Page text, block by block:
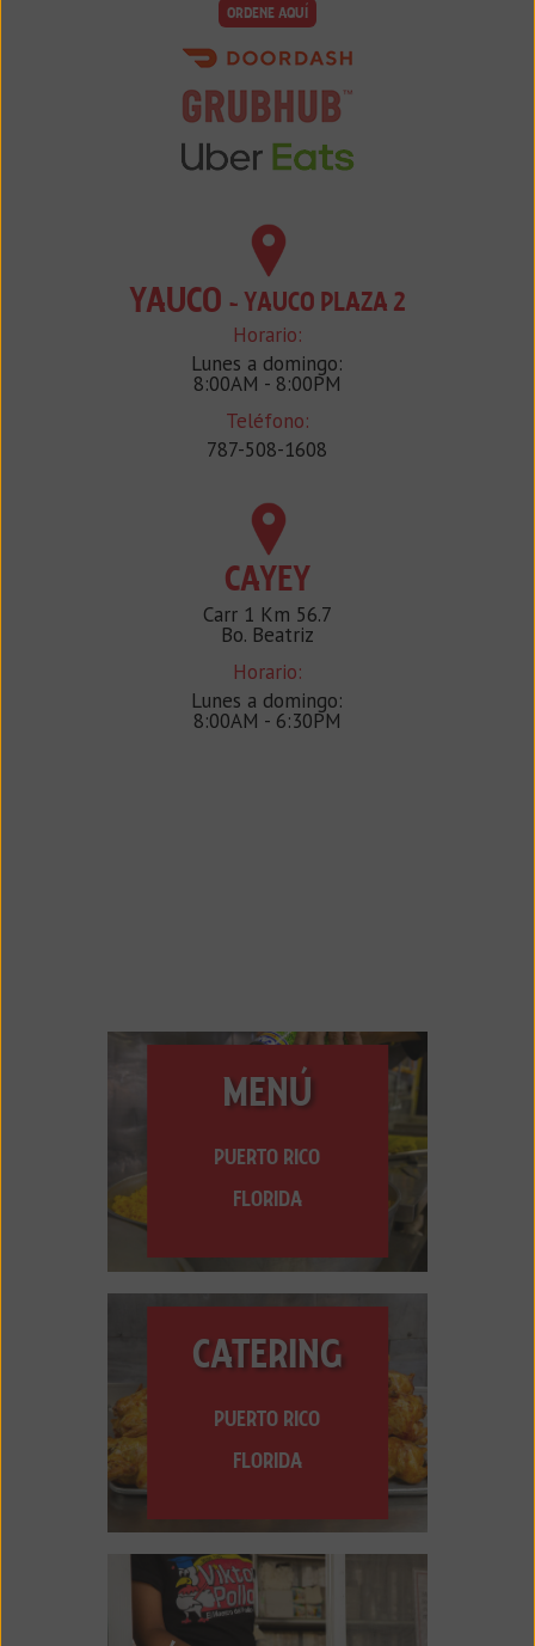
ORDENE AQUÍ
YAUCO - YAUCO PLAZA 2
Horario:
Lunes a domingo:
8:00AM - 8:00PM
Teléfono:
787-508-1608
CAYEY
Carr 1 Km 56.7
Bo. Beatriz
Horario:
Lunes a domingo:
8:00AM - 6:30PM
MENÚ
PUERTO RICO
FLORIDA
CATERING
PUERTO RICO
FLORIDA